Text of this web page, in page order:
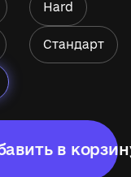
Hard
Стандарт
в